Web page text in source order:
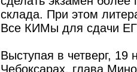
склада. При этом
Все КИМы для сдачи
Выступая в четверг,
Чебоксарах, глава